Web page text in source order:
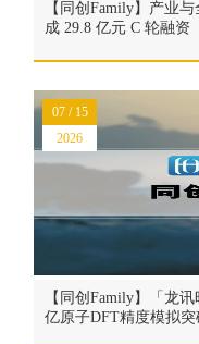
【同创Family】产业
成 29.8 亿元 C 轮融资
【同创Family】「龙
亿原子DFT精度模拟突
07 / 15
2026